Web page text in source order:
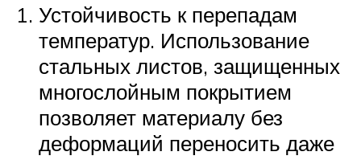
Устойчивость к перепадам
температур. Использование
стальных листов, защищенных
многослойным покрытием
позволяет материалу без
деформаций переносить даже